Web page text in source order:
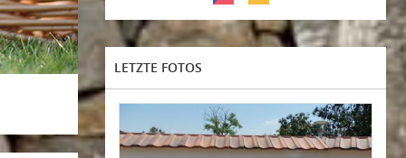
LETZTE FOTOS